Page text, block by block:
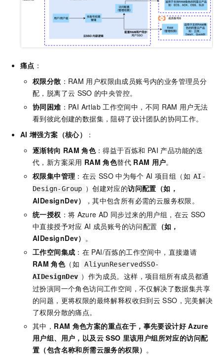
痛点 ：
权限分散 ：RAM 用户权限由成员账号内的业务管理员分
配，脱离了云 SSO 的中央管控。
协同困难：PAI Artlab 工作空间中，不同 RAM 用户无法
看到彼此创建的数据集，阻碍了设计团队的协同工作。
AI 增强方案（核心）
：
逐渐转向 RAM 角色：得益于百炼和 PAI 产品功能的迭
代，新方案采用 RAM 角色替代 RAM 用户。
权限集中管理 ：在云 SSO 中为每个 AI 项目组（如 AI-
Design-Group ）创建对应的访问配置（如，
AIDesignDev）
，其中包含所有必需的云服务权限。
统一授权 ：将 Azure AD 同步过来的用户组，在云 SSO
中直接授予对应 AI 成员账号的访问配置 （如，
AIDesignDev） 。
工作空间集成 ：在 PAI/百炼的工作空间中，直接邀请
RAM 角色（如
AliyunReservedSSO-
AIDesignDev ）作为成员。这样，项目组所有成员都通
过扮演同一个角色访问工作空间，不仅解决了数据集共享
的问题，更将权限的最终解释权收归到云 SSO，完美解决
了权限分散的痛点。
其中， RAM 角色方案的重点在于，事先要设计好 Azure
用户组、用户，以及云 SSO 里该用户组所对应的访问配
置（包含名称和所需云服务的权限） 。